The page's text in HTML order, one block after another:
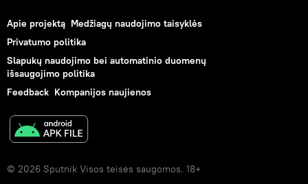
Apie projektą Medžiagų naudojimo taisyklės
Privatumo politika
Slapukų naudojimo bei automatinio duomenų
išsaugojimo politika
Feedback Kompanijos naujienos
© 2026 Sputnik Visos teisės saugomos. 18+